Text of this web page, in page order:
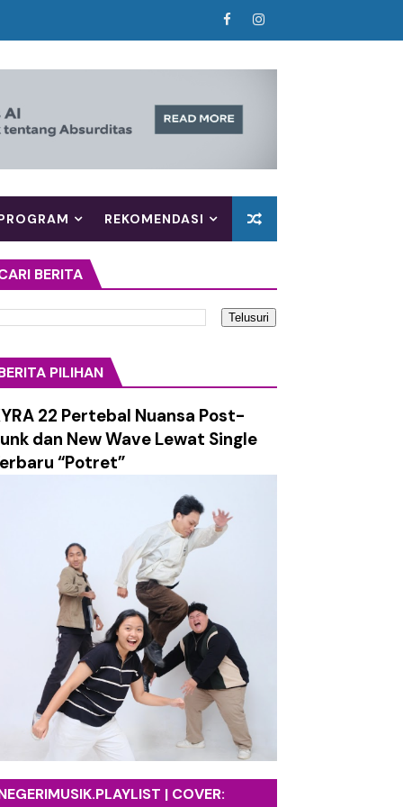
Move On Tak Selalu Berarti Melupakan
dengan Luka Bersama Vika Randia
dalam Balutan Musik yang Tetap Relevan
Lewat Video Musik Sinematik "Takkan Berpisah"
dan Ledakan Emosi dalam Balutan Alt/Pop-Punk
Mensyukuri Proses Kehidupan
yang Hangat dan Sarat Harapan
Labirin Emosi yang Penuh Luka
Absurditas Realitas Modern
Surely Dies”
Utama Album Terbaru
Face”
REKOMENDASI
BERITA
PILIHAN
22 Pertebal Nuansa Post-
dan New Wave Lewat Single
“Potret”
| COVER: